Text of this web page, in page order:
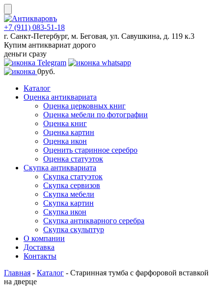
Skip
to
content
+7 (911) 083-51-18
г. Санкт-Петербург, м. Беговая, ул. Савушкина, д. 119 к.3
Купим антиквариат дорого
деньги сразу
0руб.
Каталог
Оценка антиквариата
Оценка церковных книг
Оценка мебели по фотографии
Оценка книг
Оценка картин
Оценка икон
Оценить старинное серебро
Оценка статуэток
Скупка антиквариата
Скупка статуэток
Скупка сервизов
Скупка мебели
Скупка картин
Скупка икон
Скупка антикварного серебра
Скупка скульптур
О компании
Доставка
Контакты
Главная - Каталог - Старинная тумба с фарфоровой вставкой
на дверце